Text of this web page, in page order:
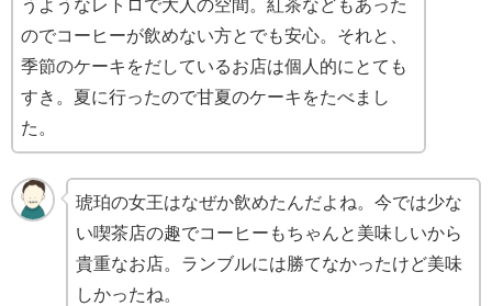
うようなレトロで大人の空間。紅茶などもあった
のでコーヒーが飲めない方とでも安心。それと、
季節のケーキをだしているお店は個人的にとても
すき。夏に行ったので甘夏のケーキをたべまし
た。
琥珀の女王はなぜか飲めたんだよね。今では少な
い喫茶店の趣でコーヒーもちゃんと美味しいから
貴重なお店。ランブルには勝てなかったけど美味
しかったね。